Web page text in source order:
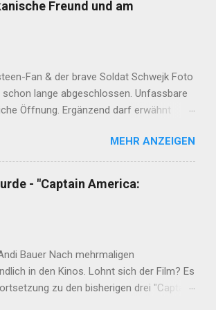
Freund und am
Fan & der brave Soldat Schwejk Foto
lange abgeschlossen. Unfassbare
Öffnung. Ergänzend darf erwähnt
nach einem minutenlangen Lachkrampf
musst du aufschreiben" Nun, ein guter
dieser Woche. Und solltet Ihr liebe
fragt nach bei der Liebsten. Sie war
MEHR ANZEIGEN
- "Captain America:
Bauer Nach mehrmaligen
in den Kinos. Lohnt sich der Film? Es
zu den bisherigen drei "Captain